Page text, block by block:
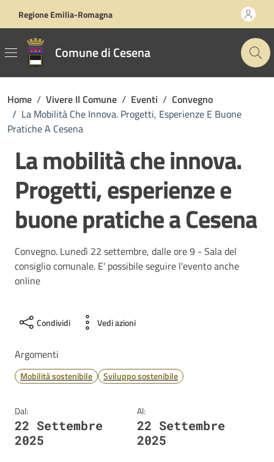
Regione Emilia-Romagna
Comune di Cesena
Home / Vivere Il Comune / Eventi / Convegno
/ La Mobilità Che Innova. Progetti, Esperienze E Buone
Pratiche A Cesena
La mobilità che innova.
Progetti, esperienze e
buone pratiche a Cesena
Convegno. Lunedì 22 settembre, dalle ore 9 - Sala del
consiglio comunale. E' possibile seguire l'evento anche
online
Condividi Vedi azioni
Argomenti
Mobilità sostenibile Sviluppo sostenibile
Dal:
22 Settembre
2025
Al:
22 Settembre
2025